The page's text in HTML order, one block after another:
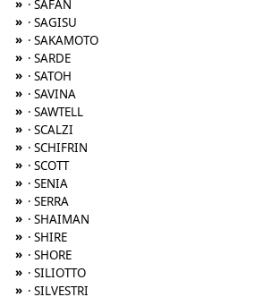
» · SAFAN
» · SAGISU
» · SAKAMOTO
» · SARDE
» · SATOH
» · SAVINA
» · SAWTELL
» · SCALZI
» · SCHIFRIN
» · SCOTT
» · SENIA
» · SERRA
» · SHAIMAN
» · SHIRE
» · SHORE
» · SILIOTTO
» · SILVESTRI